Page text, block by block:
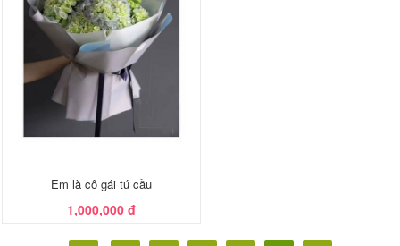
Em là cô gái tú cầu
1,000,000 đ